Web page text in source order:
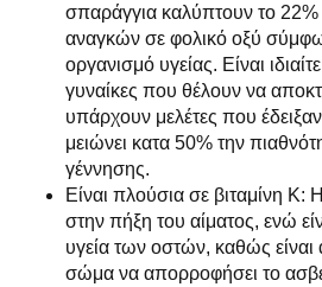
σπαράγγια καλύπτουν το
αναγκών σε φολικό οξύ
οργανισμό υγείας. Είναι
γυναίκες που θέλουν να
υπάρχουν μελέτες που
μειώνει κατα 50% την
γέννησης.
Είναι πλούσια σε βιταμίνη Κ:
στην πήξη του αίματος, ενώ
υγεία των οστών, καθώς είναι
σώμα να απορροφήσει το